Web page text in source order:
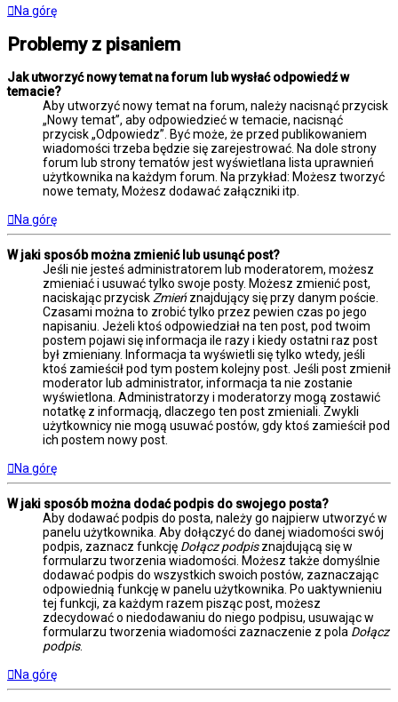
Na górę
Problemy z pisaniem
Jak utworzyć nowy temat na forum lub wysłać odpowiedź w
temacie?
Aby utworzyć nowy temat na forum, należy nacisnąć przycisk
„Nowy temat”, aby odpowiedzieć w temacie, nacisnąć
przycisk „Odpowiedz”. Być może, że przed publikowaniem
wiadomości trzeba będzie się zarejestrować. Na dole strony
forum lub strony tematów jest wyświetlana lista uprawnień
użytkownika na każdym forum. Na przykład: Możesz tworzyć
nowe tematy, Możesz dodawać załączniki itp.
Na górę
W jaki sposób można zmienić lub usunąć post?
Jeśli nie jesteś administratorem lub moderatorem, możesz
zmieniać i usuwać tylko swoje posty. Możesz zmienić post,
naciskając przyciskZmieńznajdujący się przy danym poście.
Czasami można to zrobić tylko przez pewien czas po jego
napisaniu. Jeżeli ktoś odpowiedział na ten post, pod twoim
postem pojawi się informacja ile razy i kiedy ostatni raz post
był zmieniany. Informacja ta wyświetli się tylko wtedy, jeśli
ktoś zamieścił pod tym postem kolejny post. Jeśli post zmienił
moderator lub administrator, informacja ta nie zostanie
wyświetlona. Administratorzy i moderatorzy mogą zostawić
notatkę z informacją, dlaczego ten post zmieniali. Zwykli
użytkownicy nie mogą usuwać postów, gdy ktoś zamieścił pod
ich postem nowy post.
Na górę
W jaki sposób można dodać podpis do swojego posta?
Aby dodawać podpis do posta, należy go najpierw utworzyć w
panelu użytkownika. Aby dołączyć do danej wiadomości swój
podpis, zaznacz funkcję Dołącz podpisznajdującą się w
formularzu tworzenia wiadomości. Możesz także domyślnie
dodawać podpis do wszystkich swoich postów, zaznaczając
odpowiednią funkcję w panelu użytkownika. Po uaktywnieniu
tej funkcji, za każdym razem pisząc post, możesz
zdecydować o niedodawaniu do niego podpisu, usuwając w
formularzu tworzenia wiadomości zaznaczenie z pola Dołącz
podpis.
Na górę